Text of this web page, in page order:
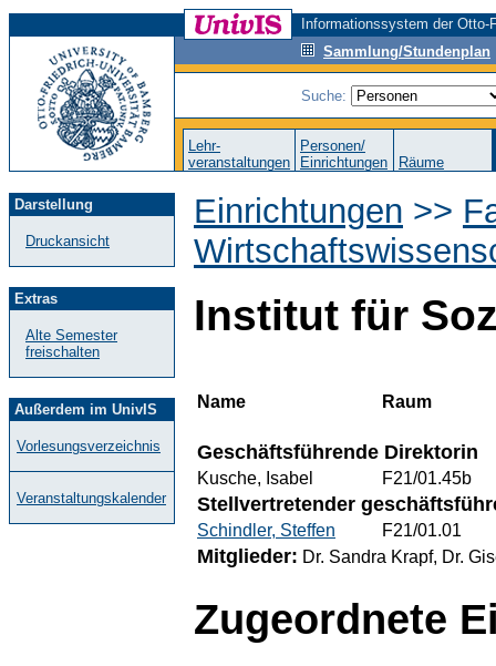
Informationssystem der
Sammlung/Stundenplan
Suche:
Lehr-
veranstaltungen
Personen/
Einrichtungen
Räume
Darstellung
Druckansicht
Extras
Alte Semester
freischalten
Außerdem im UnivIS
Vorlesungsverzeichnis
Veranstaltungskalender
Einrichtungen >>
Institut für
Name Raum
Geschäftsführende Direktorin
Kusche, Isabel F21/01.45b
Stellvertretender
Schindler, Steffen F21/01.01
Mitglieder: Dr. Sandra Krapf, Dr.
Zugeordnete